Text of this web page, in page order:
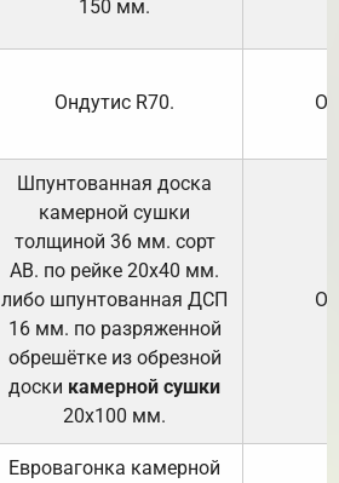
150 мм.
Ондутис R70.
Шпунтованная доска
камерной сушки
толщиной 36 мм. сорт
АВ. по рейке 20х40 мм.
либо шпунтованная ДСП
16 мм. по разряженной
обрешётке из обрезной
доски камерной сушки
20х100 мм.
Евровагонка камерной